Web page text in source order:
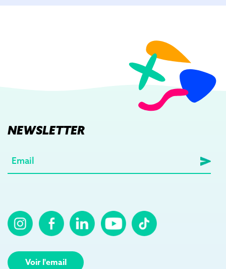
NEWSLETTER
Voir l'email